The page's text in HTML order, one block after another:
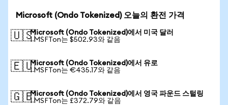
Microsoft (Ondo Tokenized) 오늘의 환전 가격
🇺🇸Microsoft (Ondo Tokenized)에서 미국 달러
1 MSFTon는 $502.93와 같음
🇪🇺Microsoft (Ondo Tokenized)에서 유로
1 MSFTon는 €435.17와 같음
🇬🇧Microsoft (Ondo Tokenized)에서 영국 파운드 스털링
1 MSFTon는 £372.79와 같음